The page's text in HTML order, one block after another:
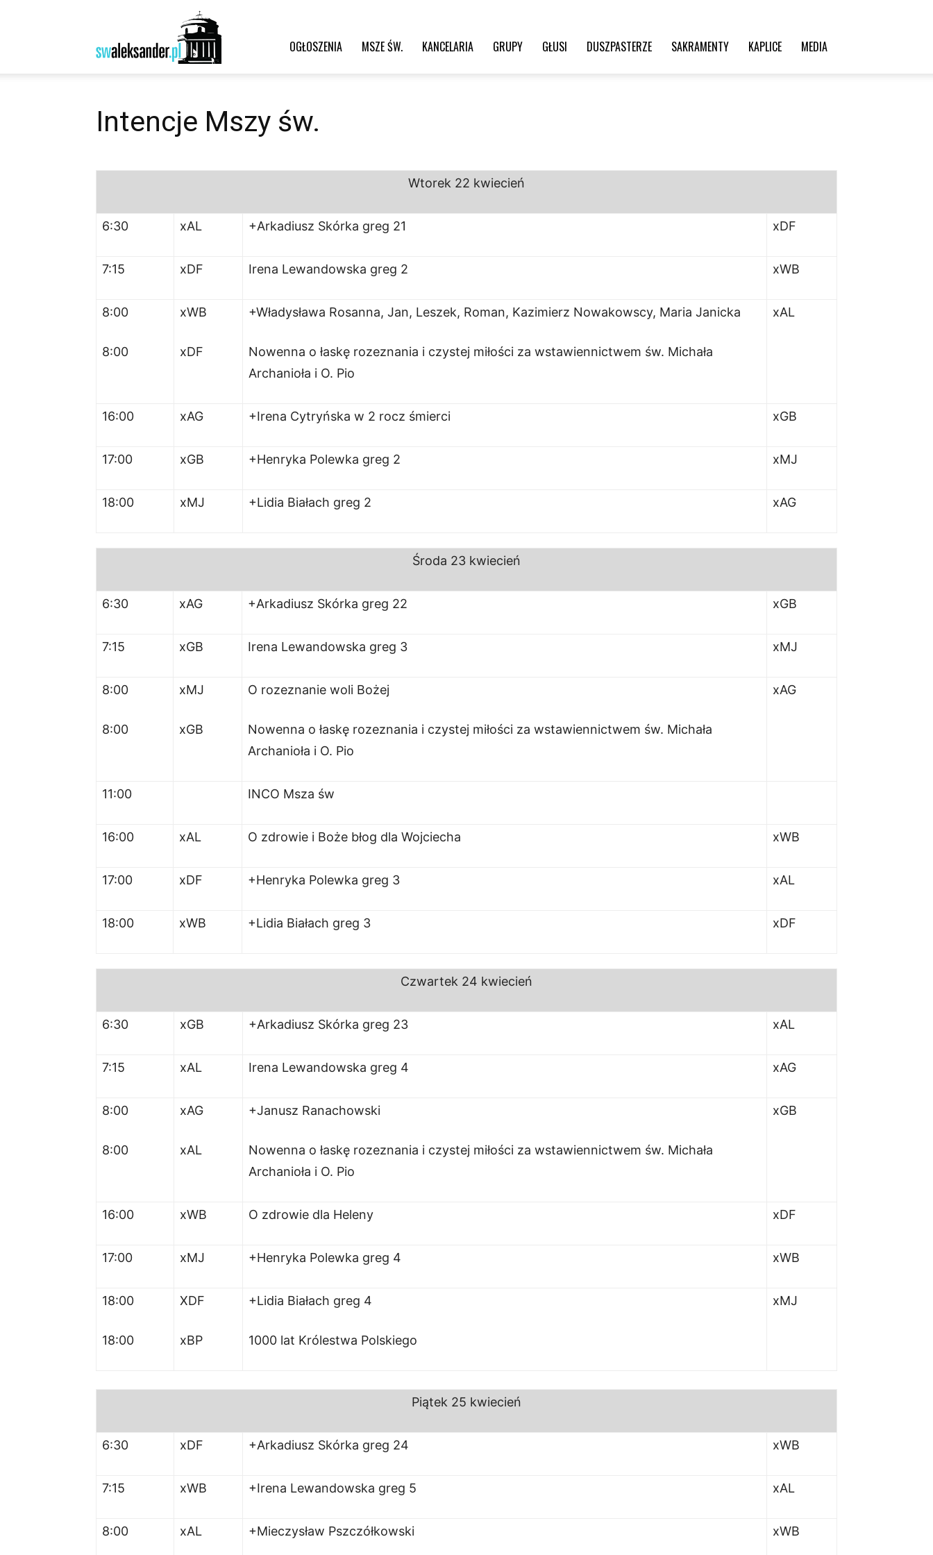
Św.
Aleksander
OGŁOSZENIA MSZE ŚW. KANCELARIA GRUPY GŁUSI DUSZPASTERZE SAKRAMENTY KAPLICE MEDIA
Intencje Mszy św.
Wtorek 22 kwiecień
6:30 xAL +Arkadiusz Skórka greg 21 xDF
7:15 xDF Irena Lewandowska greg 2 xWB
8:00
8:00
xWB
xDF
+Władysława Rosanna, Jan, Leszek, Roman, Kazimierz Nowakowscy, Maria Janicka
Nowenna o łaskę rozeznania i czystej miłości za wstawiennictwem św. Michała
Archanioła i O. Pio
xAL
16:00 xAG +Irena Cytryńska w 2 rocz śmierci xGB
17:00 xGB +Henryka Polewka greg 2 xMJ
18:00 xMJ +Lidia Białach greg 2 xAG
Środa 23 kwiecień
6:30 xAG +Arkadiusz Skórka greg 22 xGB
7:15 xGB Irena Lewandowska greg 3 xMJ
8:00
8:00
xMJ
xGB
O rozeznanie woli Bożej
Nowenna o łaskę rozeznania i czystej miłości za wstawiennictwem św. Michała
Archanioła i O. Pio
xAG
11:00 INCO Msza św
16:00 xAL O zdrowie i Boże błog dla Wojciecha xWB
17:00 xDF +Henryka Polewka greg 3 xAL
18:00 xWB +Lidia Białach greg 3 xDF
Czwartek 24 kwiecień
6:30 xGB +Arkadiusz Skórka greg 23 xAL
7:15 xAL Irena Lewandowska greg 4 xAG
8:00
8:00
xAG
xAL
+Janusz Ranachowski
Nowenna o łaskę rozeznania i czystej miłości za wstawiennictwem św. Michała
Archanioła i O. Pio
xGB
16:00 xWB O zdrowie dla Heleny xDF
17:00 xMJ +Henryka Polewka greg 4 xWB
18:00
18:00
XDF
xBP
+Lidia Białach greg 4
1000 lat Królestwa Polskiego
xMJ
Piątek 25 kwiecień
6:30 xDF +Arkadiusz Skórka greg 24 xWB
7:15 xWB +Irena Lewandowska greg 5 xAL
8:00 xAL +Mieczysław Pszczółkowski xWB